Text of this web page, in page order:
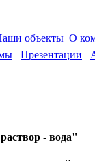
объекты О
Презентации
- вода"